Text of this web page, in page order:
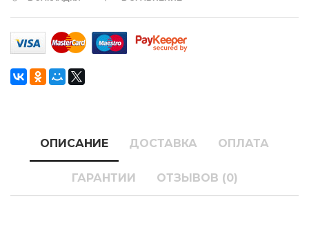
ОПИСАНИЕ ДОСТАВКА ОПЛАТА
ГАРАНТИИ ОТЗЫВОВ (0)